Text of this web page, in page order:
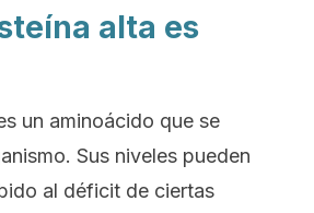
alta es
un aminoácido que se
Sus niveles pueden
al déficit de ciertas